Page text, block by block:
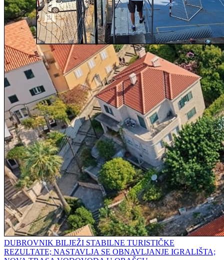
DUBROVNIK BILJEŽI STABILNE TURISTIČKE
REZULTATE; NASTAVLJA SE OBNAVLJANJE IGRALIŠTA;